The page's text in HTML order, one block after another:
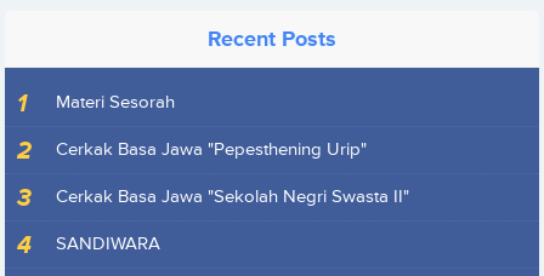
Recent Posts
Materi Sesorah
Cerkak Basa Jawa "Pepesthening Urip"
Cerkak Basa Jawa "Sekolah Negri Swasta II"
SANDIWARA